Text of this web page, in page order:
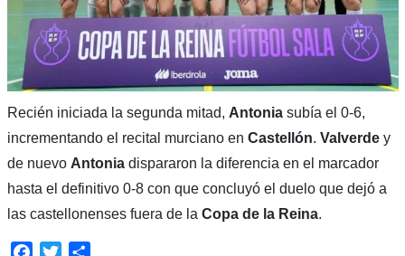
Recién iniciada la segunda mitad, Antonia subía el 0-6,
incrementando el recital murciano en Castellón. Valverde y
de nuevo Antoniadispararon la diferencia en el marcador
hasta el definitivo 0-8 con que concluyó el duelo que dejó a
las castellonenses fuera de la Copa de la Reina.
Facebook
Twitter